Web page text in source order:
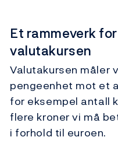
Et rammeverk
valutakursen
Valutakursen måler
pengeenhet mot et
for eksempel antall
flere kroner vi må
i forhold til euroen.